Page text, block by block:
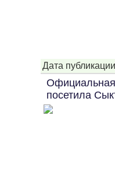
Дата
Официальная
посетила